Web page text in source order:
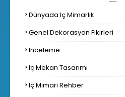
Dünyada Iç Mimarlık
Genel Dekorasyon Fikirleri
Inceleme
Iç Mekan Tasarımı
Iç Mimari Rehber